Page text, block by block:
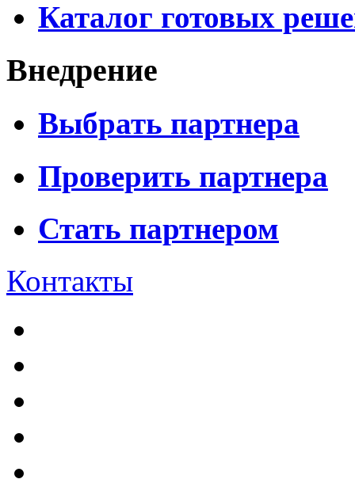
Каталог готовых
Внедрение
Выбрать партнера
Проверить партнера
Стать партнером
Контакты